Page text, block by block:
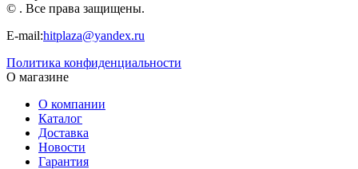
© . Все права защищены.
E-mail:hitplaza@yandex.ru
Политика конфиденциальности
О магазине
О компании
Каталог
Доставка
Новости
Гарантия